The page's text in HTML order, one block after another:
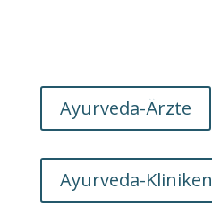
Ayurveda-Ärzte
Ayurveda-Kliniken